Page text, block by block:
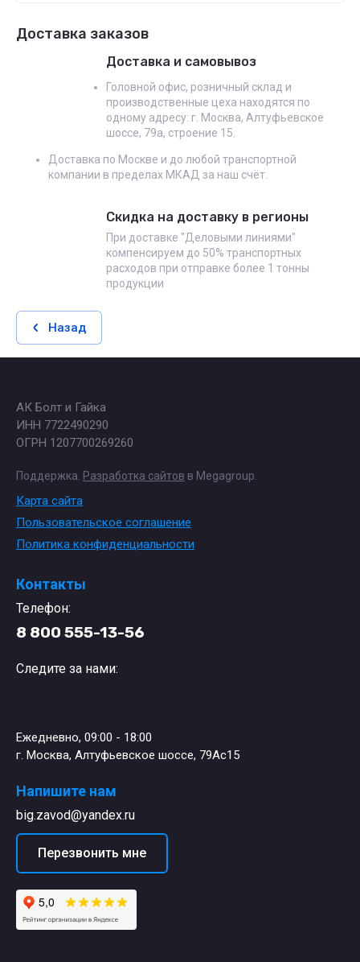
Доставка заказов
Доставка и самовывоз
Головной офис, розничный склад и
производственные цеха находятся по
одному адресу: г. Москва, Алтуфьевское
шоссе, 79а, строение 15.
Доставка по Москве и до любой транспортной
компании в пределах МКАД за наш счёт.
Скидка на доставку в регионы
При доставке "Деловыми линиями"
компенсируем до 50% транспортных
расходов при отправке более 1 тонны
продукции
Назад
АК Болт и Гайка
ИНН 7722490290
ОГРН 1207700269260
Поддержка. Разработка сайтов в Megagroup.
Карта сайта
Пользовательское соглашение
Политика конфиденциальности
Контакты
Телефон:
8 800 555-13-56
Следите за нами:
Ежедневно, 09:00 - 18:00
г. Москва, Алтуфьевское шоссе, 79Ас15
Напишите нам
big.zavod@yandex.ru
Перезвонить мне